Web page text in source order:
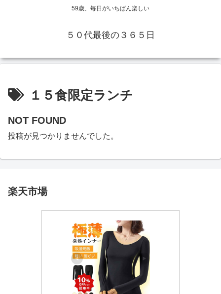
59歳、毎日がいちばん楽しい
５０代最後の３６５日
１５食限定ランチ
NOT FOUND
投稿が見つかりませんでした。
楽天市場